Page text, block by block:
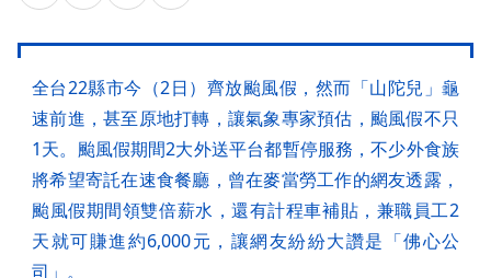
全台22縣市今（2日）齊放颱風假，然而「山陀兒」龜
速前進，甚至原地打轉，讓氣象專家預估，颱風假不只
1天。颱風假期間2大外送平台都暫停服務，不少外食族
將希望寄託在速食餐廳，曾在麥當勞工作的網友透露，
颱風假期間領雙倍薪水，還有計程車補貼，兼職員工2
天就可賺進約6,000元，讓網友紛紛大讚是「佛心公
司」。